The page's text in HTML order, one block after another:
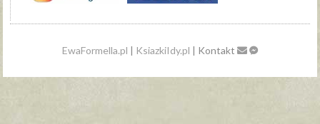
EwaFormella.pl | KsiazkiIdy.pl | Kontakt